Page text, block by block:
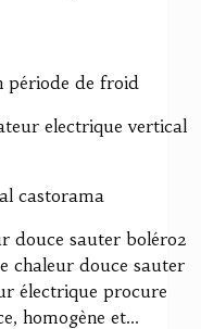
période de froid
electrique vertical
castorama
douce sauter boléro2
chaleur douce sauter
électrique procure
homogène et...